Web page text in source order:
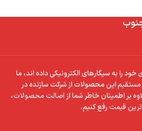
را به سیگارهای الکترونیکی داده اند، ما
مستقیماین محصولات از شرکت سازنده در
بر اطمینان خاطر شما از اصالت محصولات،
ترین قیمترفع کنیم.